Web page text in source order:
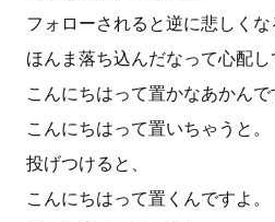
フォローされると逆に悲しくな
ほんま落ち込んだなって心配し
こんにちはって置かなあかんで
こんにちはって置いちゃうと。
投げつけると、
こんにちはって置くんですよ。